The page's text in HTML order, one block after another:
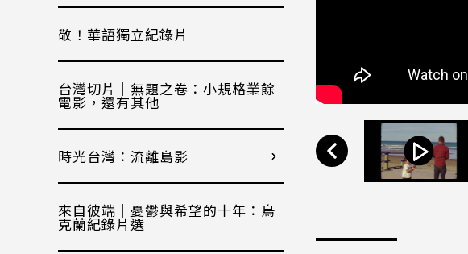
敬！華語獨立紀錄片
台灣切片｜無題之卷：小規格業餘
電影，還有其他
時光台灣：流離島影
來自彼端｜憂鬱與希望的十年：烏
克蘭紀錄片選